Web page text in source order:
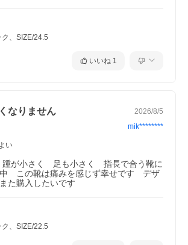
、SIZE/24.5
いいね 1
なりません 2026/8/5
mik********
い
が小さく　足も小さく　指長で合う靴に
　この靴は痛みを感じず幸せです　デザ
た購入したいです
、SIZE/22.5